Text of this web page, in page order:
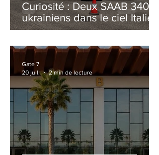
Curiosité : Deux SAAB 340B
ukrainiens dans le ciel Italien
cet été
Gate 7
20 juil.
2 min de lecture